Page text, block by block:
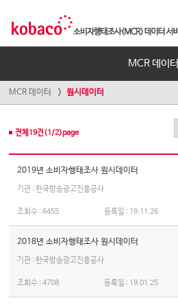
MCR 데이터
MCR 데이터 원시데이터
전체 19건(1 /2)page
2019년 소비자행태조사 원시데이터
기관 : 한국방송광고진흥공사
조회수 :6455 등록일 : 19.11.26
2018년 소비자행태조사 원시데이터
기관 : 한국방송광고진흥공사
조회수 :4708 등록일 : 19.01.25